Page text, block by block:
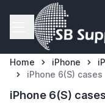
Ga naar de inhoud
Home iPhone
iPhone 6(S) cases
iPhone 6(S) cases